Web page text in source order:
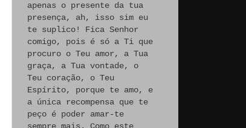
apenas o presente da tua
presença, ah, isso sim eu
te suplico! Fica Senhor
comigo, pois é só a Ti que
procuro o Teu amor, a Tua
graça, a Tua vontade, o
Teu coração, o Teu
Espírito, porque te amo, e
a única recompensa que te
peço é poder amar-te